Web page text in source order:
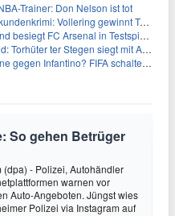
Trainer: Don Nelson ist tot
Vollering gewinnt Tour
FC Arsenal in Testspiel mit 3:2
Torhüter ter Stegen siegt mit Ajax
Infantino? FIFA schaltet auf Angriff
So gehen Betrüger
(dpa) - Polizei, Autohändler
warnen vor
Auto-Angeboten. Jüngst wies
Polizei via Instagram auf